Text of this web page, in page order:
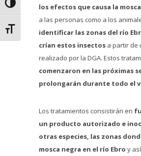
Alternar alto contraste
Alternar tamaño de letra
los efectos que causa la
a las personas como a los
identificar las zonas del río
crían estos insectos a partir de
realizado por la DGA. Estos
comenzaron en las próximas
prolongarán durante todo el
Los tratamientos consistirán en
un producto autorizado e
otras especies, las zonas
mosca negra en el río Ebro y